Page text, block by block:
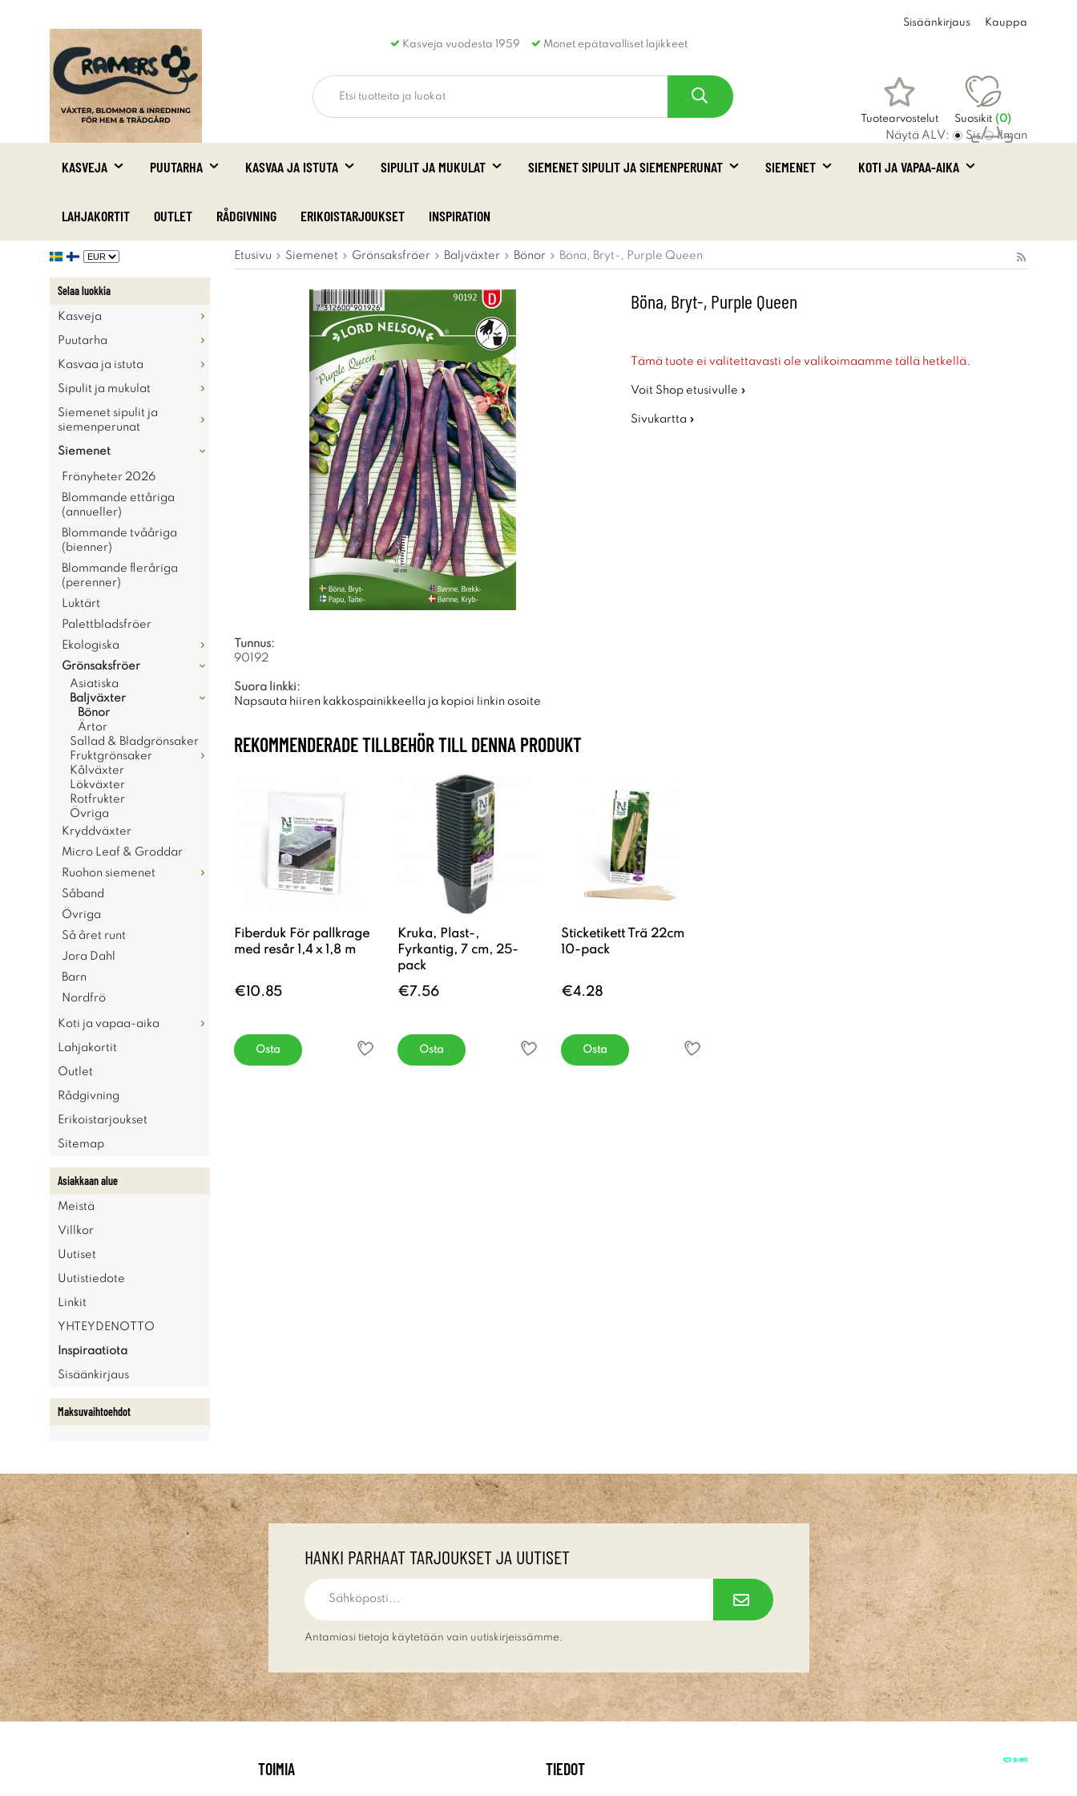
Kasveja vuodesta 1959 Monet epätavalliset lajikkeet
Sisäänkirjaus Kauppa
Tuotearvostelut Suosikit (0)
Ostoskori
Näytä ALV: Sis Ilman
KASVEJA PUUTARHA KASVAA JA ISTUTA SIPULIT JA MUKULAT SIEMENET SIPULIT JA SIEMENPERUNAT SIEMENET KOTI JA VAPAA-AIKA
LAHJAKORTIT OUTLET RÅDGIVNING ERIKOISTARJOUKSET INSPIRATION
Selaa luokkia
Kasveja
Puutarha
Kasvaa ja istuta
Sipulit ja mukulat
Siemenet sipulit ja
siemenperunat
Siemenet
Frönyheter 2026
Blommande ettåriga
(annueller)
Blommande tvååriga
(bienner)
Blommande fleråriga
(perenner)
Luktärt
Palettbladsfröer
Ekologiska
Grönsaksfröer
Asiatiska
Baljväxter
Bönor
Ärtor
Sallad & Bladgrönsaker
Fruktgrönsaker
Kålväxter
Lökväxter
Rotfrukter
Övriga
Kryddväxter
Micro Leaf & Groddar
Ruohon siemenet
Såband
Övriga
Så året runt
Jora Dahl
Barn
Nordfrö
Koti ja vapaa-aika
Lahjakortit
Outlet
Rådgivning
Erikoistarjoukset
Sitemap
Asiakkaan alue
Meistä
Villkor
Uutiset
Uutistiedote
Linkit
YHTEYDENOTTO
Inspiraatiota
Sisäänkirjaus
Maksuvaihtoehdot
Etusivu Siemenet Grönsaksfröer Baljväxter Bönor Böna, Bryt-, Purple Queen
Böna, Bryt-, Purple Queen
Tämä tuote ei valitettavasti ole valikoimaamme tällä hetkellä.
Voit Shop etusivulle »
Sivukartta »
Tunnus:
90192
Suora linkki:
Napsauta hiiren kakkospainikkeella ja kopioi linkin osoite
REKOMMENDERADE TILLBEHÖR TILL DENNA PRODUKT
Fiberduk För pallkrage
med resår 1,4 x 1,8 m
€10.85
Osta
Kruka, Plast-,
Fyrkantig, 7 cm, 25-
pack
€7.56
Osta
Sticketikett Trä 22cm
10-pack
€4.28
Osta
HANKI PARHAAT TARJOUKSET JA UUTISET
Antamiasi tietoja käytetään vain uutiskirjeissämme.
TOIMIA TIEDOT